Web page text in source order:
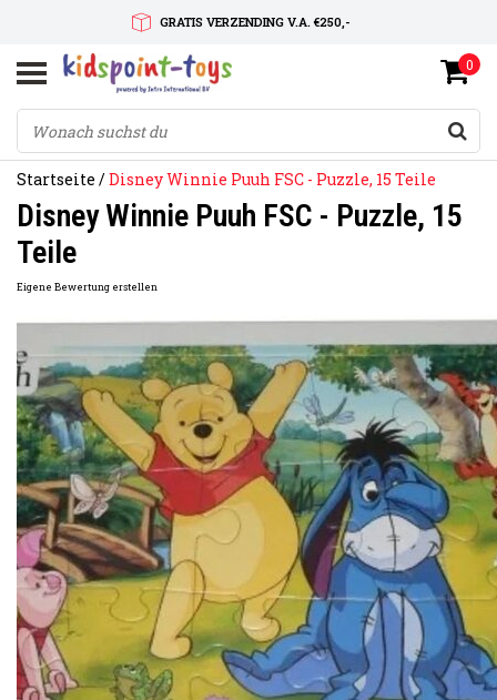
GRATIS VERZENDING V.A. €250,-
SNELLE LEVERTIJD
SERVICE OP MAAT
0
Startseite /Disney Winnie Puuh FSC - Puzzle, 15 Teile
Disney Winnie Puuh FSC - Puzzle, 15
Teile
Eigene Bewertung erstellen